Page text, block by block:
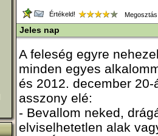
Értékeld!
Jeles nap
A feleség egyre
minden egyes
és 2012. december
asszony elé:
- Bevallom neked,
elviselhetetlen alak